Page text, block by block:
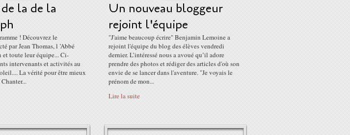
la de la
! Découvrez le
par Jean Thomas, l ’Abbé
et toute leur équipe... Ci-
intervenants et activités au
La vérité pour être mieux
Un nouveau bloggeur
rejoint l'équipe
"J'aime beaucoup écrire" Benjamin Lemoine a
rejoint l'équipe du blog des élèves vendredi
dernier. L’intéressé nous a avoué qu’il adore
prendre des photos et rédiger des articles d'où son
envie de se lancer dans l'aventure. "Je voyais le
prénom de mon...
Lire la suite